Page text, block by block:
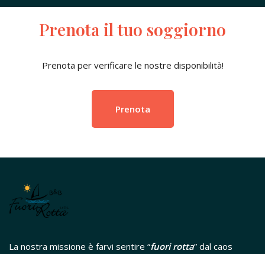
Prenota il tuo soggiorno
Prenota per verificare le nostre disponibilità!
Prenota
La nostra missione è farvi sentire “fuori rotta” dal caos